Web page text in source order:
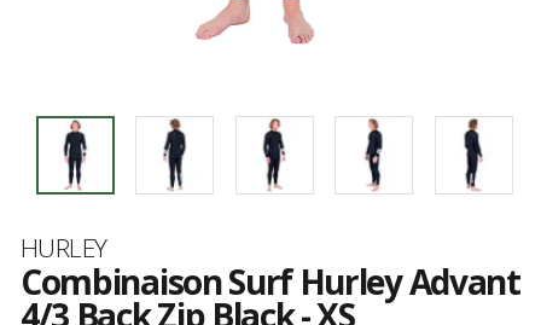
Marque
HURLEY
Combinaison Surf Hurley Advant
4/3 Back Zip Black - XS